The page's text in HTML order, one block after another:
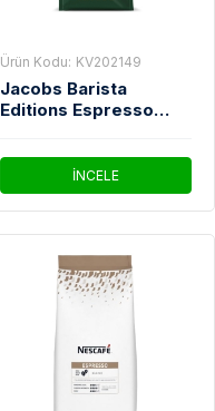
Ürün Kodu: KV202149
Jacobs Barista
Editions Espresso
İNCELE